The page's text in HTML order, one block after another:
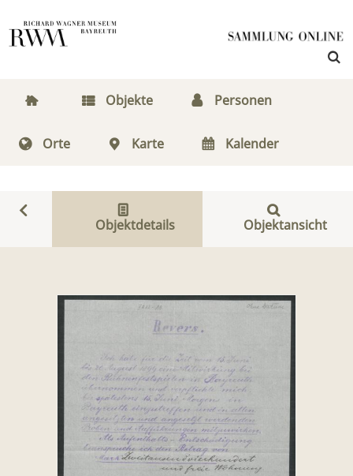
Objekte Personen
Orte Karte Kalender
Objektdetails Objektansicht